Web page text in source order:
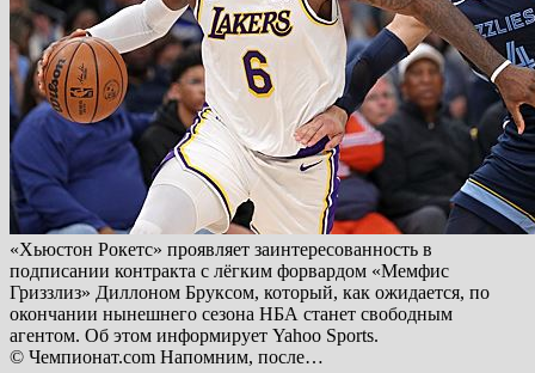
«Хьюстон Рокетс» проявляет заинтересованность в
подписании контракта с лёгким форвардом «Мемфис
Гриззлиз» Диллоном Бруксом, который, как ожидается, по
окончании нынешнего сезона НБА станет свободным
агентом. Об этом информирует Yahoo Sports.
© Чемпионат.com Напомним, после…